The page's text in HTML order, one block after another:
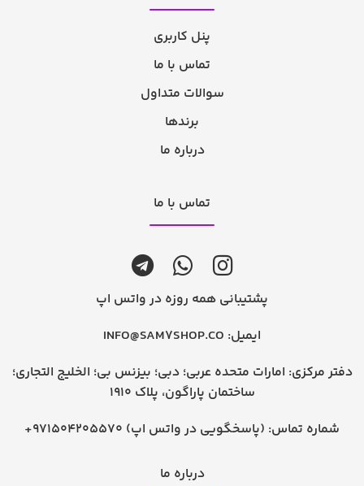
پنل کاربری
تماس با ما
سوالات متداول
برندها
درباره ما
تماس با ما
پشتیبانی همه روزه در واتس اپ
ایمیل: INFO@SAM7SHOP.CO
دفتر مرکزی: امارات متحده عربی؛ دبی؛ بیزنس بی؛ الخلیج التجاری؛
ساختمان پاراگون، پلاک 1910
شماره تماس: +971504205570 (پاسخگویی در واتس اپ)
درباره ما